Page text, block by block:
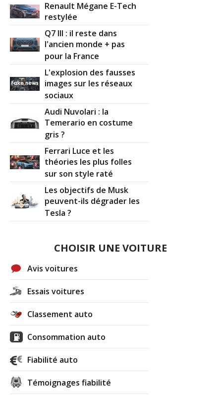
Renault Mégane E-Tech
restylée
Q7 III : il reste dans
l'ancien monde + pas
pour la France
L'explosion des fausses
images sur les réseaux
sociaux
Audi Nuvolari : la
Temerario en costume
gris ?
Ferrari Luce et les
théories les plus folles
sur son style raté
Les objectifs de Musk
peuvent-ils dégrader les
Tesla ?
CHOISIR UNE VOITURE
Avis voitures
Essais voitures
Classement auto
Consommation auto
Fiabilité auto
Témoignages fiabilité